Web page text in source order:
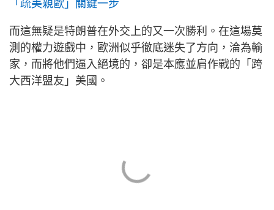
「疏美親歐」關鍵一步
而這無疑是特朗普在外交上的又一次勝利。在這場莫
測的權力遊戲中，歐洲似乎徹底迷失了方向，淪為輸
家，而將他們逼入絕境的，卻是本應並肩作戰的「跨
大西洋盟友」美國。